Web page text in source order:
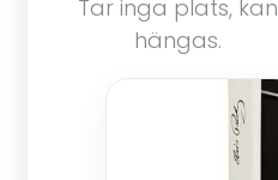
Tar inga plats, kan
hängas.